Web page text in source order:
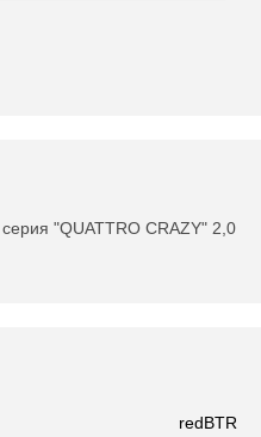
"QUATTRO CRAZY" 2,0
redBTR